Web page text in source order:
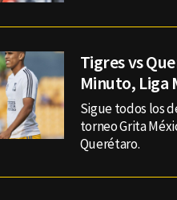
Tigres vs
Minuto, Liga
Sigue todos los
torneo Grita
Querétaro.